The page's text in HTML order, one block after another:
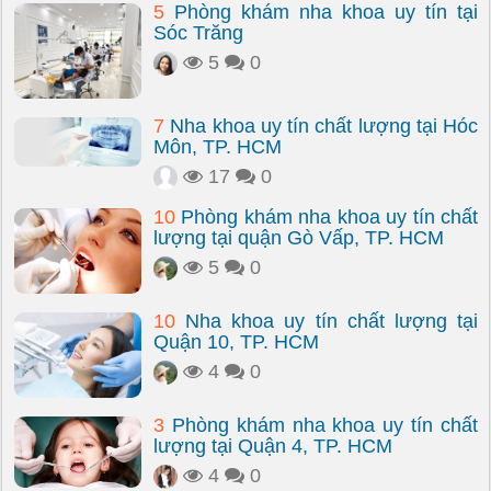
5 Phòng khám nha khoa uy tín tại
Sóc Trăng
5
0
7 Nha khoa uy tín chất lượng tại Hóc
Môn, TP. HCM
17
0
10 Phòng khám nha khoa uy tín chất
lượng tại quận Gò Vấp, TP. HCM
5
0
10 Nha khoa uy tín chất lượng tại
Quận 10, TP. HCM
4
0
3 Phòng khám nha khoa uy tín chất
lượng tại Quận 4, TP. HCM
4
0